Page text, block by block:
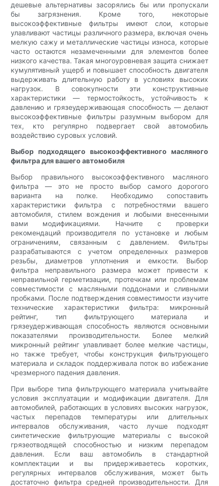
дешевые альтернативы засорялись бы или пропускали
бы загрязнения. Кроме того, некоторые
высокоэффективные фильтры имеют слои, которые
улавливают частицы различного размера, включая очень
мелкую сажу и металлические частицы износа, которые
часто остаются незамеченными для элементов более
низкого качества. Такая многоуровневая защита снижает
кумулятивный ущерб и повышает способность двигателя
выдерживать длительную работу в условиях высоких
нагрузок. В совокупности эти конструктивные
характеристики — термостойкость, устойчивость к
давлению и грязеудерживающая способность — делают
высокоэффективные фильтры разумным выбором для
тех, кто регулярно подвергает свой автомобиль
воздействию суровых условий.
Выбор подходящего высокоэффективного масляного
фильтра для вашего автомобиля
Выбор правильного высокоэффективного масляного
фильтра — это не просто выбор самого дорогого
варианта на полке. Необходимо сопоставить
характеристики фильтра с потребностями вашего
автомобиля, стилем вождения и любыми внесенными
вами модификациями. Начните с проверки
рекомендаций производителя по установке и любым
ограничениям, связанным с давлением. Фильтры
разрабатываются с учетом определенных размеров
резьбы, диаметров уплотнения и емкости. Выбор
фильтра неправильного размера может привести к
неправильной герметизации, протечкам или проблемам
совместимости с масляными поддонами и сливными
пробками. После подтверждения совместимости изучите
технические характеристики фильтра: микронный
рейтинг, тип фильтрующего материала и
грязеудерживающая способность являются основными
показателями производительности. Более мелкий
микронный рейтинг улавливает более мелкие частицы,
но также требует, чтобы конструкция фильтрующего
материала и складок поддерживала поток во избежание
чрезмерного падения давления.
При выборе типа фильтрующего материала учитывайте
условия эксплуатации и модификации двигателя. Для
автомобилей, работающих в условиях высоких нагрузок,
частых перепадов температуры или длительных
интервалов обслуживания, часто лучше подходят
синтетические фильтрующие материалы с высокой
грязеотводящей способностью и низким перепадом
давления. Если ваш автомобиль в стандартной
комплектации и вы придерживаетесь коротких,
регулярных интервалов обслуживания, может быть
достаточно фильтра средней производительности. Для